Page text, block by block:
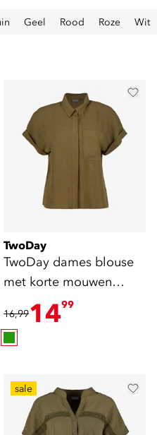
Geel Rood Roze Wit
TwoDay
TwoDay dames blouse
met korte mouwen
olijfgroen
16,991499
sale